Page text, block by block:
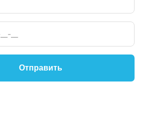
Отправить